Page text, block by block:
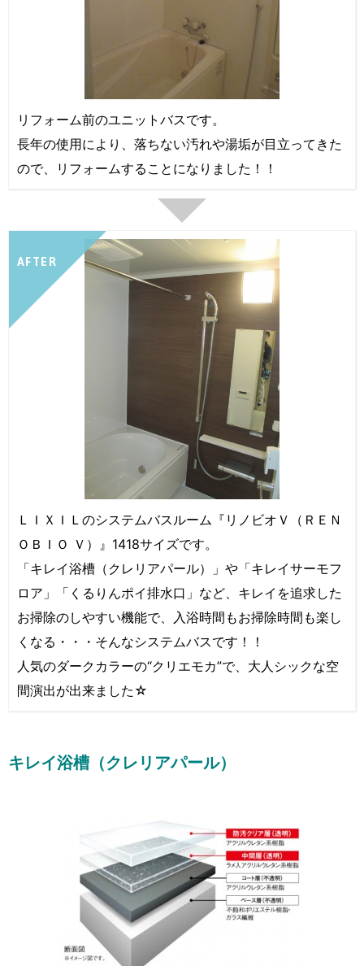
リフォーム前のユニットバスです。
長年の使用により、落ちない汚れや湯垢が目立ってきた
ので、リフォームすることになりました！！
AFTER
ＬＩＸＩＬのシステムバスルーム『リノビオＶ（ＲＥＮ
ＯＢＩＯ Ｖ）』1418サイズです。
「キレイ浴槽（クレリアパール）」や「キレイサーモフ
ロア」「くるりんポイ排水口」など、キレイを追求した
お掃除のしやすい機能で、入浴時間もお掃除時間も楽し
くなる・・・そんなシステムバスです！！
人気のダークカラーの“クリエモカ”で、大人シックな空
間演出が出来ました☆
キレイ浴槽（クレリアパール）